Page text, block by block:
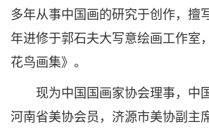
多年从事中国画的研究于创作，擅
年进修于郭石夫大写意绘画工作室
花鸟画集》。
现为中国国画家协会理事，中国
河南省美协会员，济源市美协副主